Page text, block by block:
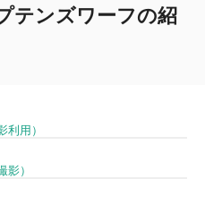
テンズワーフの紹
用）
）